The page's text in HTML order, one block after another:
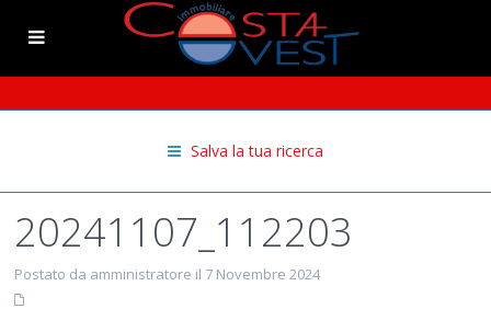
Salva la tua ricerca
20241107_112203
Postato da amministratore il 7 Novembre 2024